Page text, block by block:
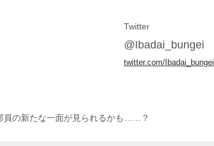
Twitter
@Ibadai_bungei
twitter.com/Ibadai_bungei
員の新たな一面が見られるかも……？